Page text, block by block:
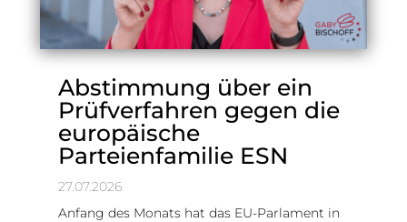
Abstimmung über ein
Prüfverfahren gegen die
europäische
Parteienfamilie ESN
27.07.2026
Anfang des Monats hat das EU-Parlament in